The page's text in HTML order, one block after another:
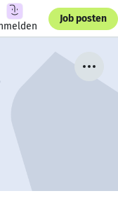
Job posten